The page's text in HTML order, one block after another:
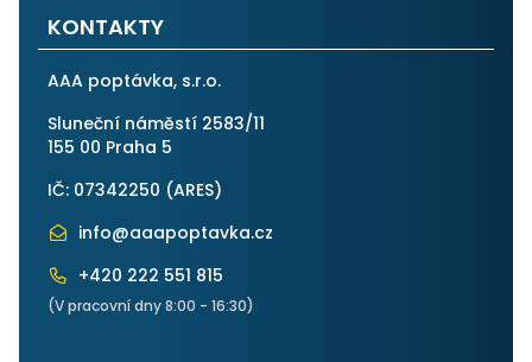
KONTAKTY
AAA poptávka, s.r.o.
Sluneční náměstí 2583/11
155 00 Praha 5
IČ: 07342250 (ARES)
info@aaapoptavka.cz
+420 222 551 815
(V pracovní dny 8:00 - 16:30)